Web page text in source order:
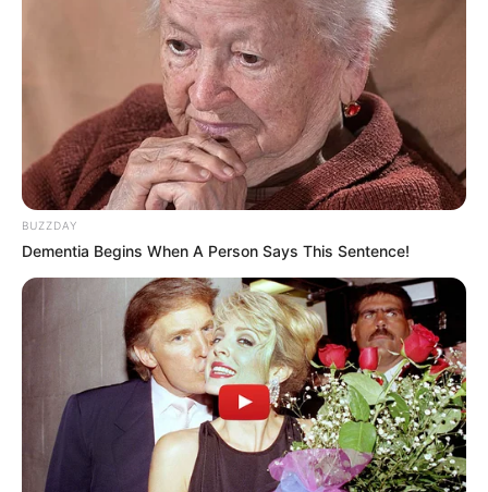
BUZZDAY
Dementia Begins When A Person Says This Sentence!